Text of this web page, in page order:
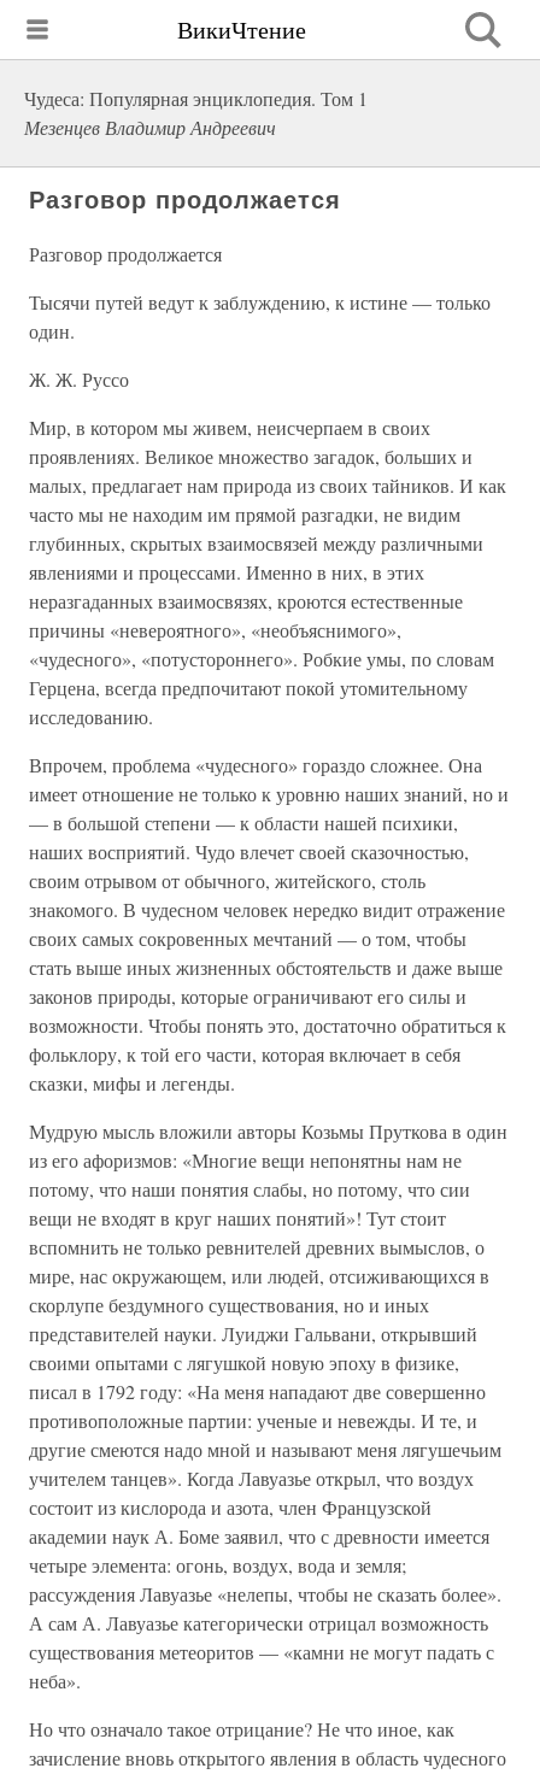
ВикиЧтение
Чудеса: Популярная энциклопедия. Том 1
Мезенцев Владимир Андреевич
Разговор продолжается
Разговор продолжается
Тысячи путей ведут к заблуждению, к истине — только
один.
Ж. Ж. Руссо
Мир, в котором мы живем, неисчерпаем в своих
проявлениях. Великое множество загадок, больших и
малых, предлагает нам природа из своих тайников. И как
часто мы не находим им прямой разгадки, не видим
глубинных, скрытых взаимосвязей между различными
явлениями и процессами. Именно в них, в этих
неразгаданных взаимосвязях, кроются естественные
причины «невероятного», «необъяснимого»,
«чудесного», «потустороннего». Робкие умы, по словам
Герцена, всегда предпочитают покой утомительному
исследованию.
Впрочем, проблема «чудесного» гораздо сложнее. Она
имеет отношение не только к уровню наших знаний, но и
— в большой степени — к области нашей психики,
наших восприятий. Чудо влечет своей сказочностью,
своим отрывом от обычного, житейского, столь
знакомого. В чудесном человек нередко видит отражение
своих самых сокровенных мечтаний — о том, чтобы
стать выше иных жизненных обстоятельств и даже выше
законов природы, которые ограничивают его силы и
возможности. Чтобы понять это, достаточно обратиться к
фольклору, к той его части, которая включает в себя
сказки, мифы и легенды.
Мудрую мысль вложили авторы Козьмы Пруткова в один
из его афоризмов: «Многие вещи непонятны нам не
потому, что наши понятия слабы, но потому, что сии
вещи не входят в круг наших понятий»! Тут стоит
вспомнить не только ревнителей древних вымыслов, о
мире, нас окружающем, или людей, отсиживающихся в
скорлупе бездумного существования, но и иных
представителей науки. Луиджи Гальвани, открывший
своими опытами с лягушкой новую эпоху в физике,
писал в 1792 году: «На меня нападают две совершенно
противоположные партии: ученые и невежды. И те, и
другие смеются надо мной и называют меня лягушечьим
учителем танцев». Когда Лавуазье открыл, что воздух
состоит из кислорода и азота, член Французской
академии наук А. Боме заявил, что с древности имеется
четыре элемента: огонь, воздух, вода и земля;
рассуждения Лавуазье «нелепы, чтобы не сказать более».
А сам А. Лавуазье категорически отрицал возможность
существования метеоритов — «камни не могут падать с
неба».
Но что означало такое отрицание? Не что иное, как
зачисление вновь открытого явления в область чудесного